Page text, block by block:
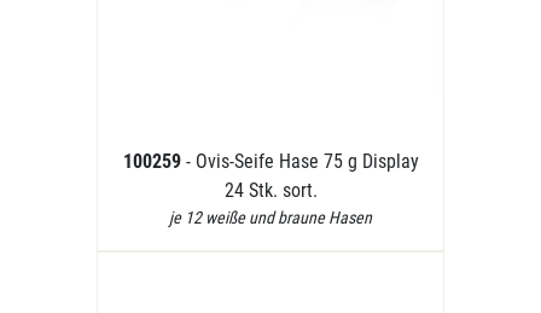
100259 - Ovis-Seife Hase 75 g Display
24 Stk. sort.
je 12 weiße und braune Hasen